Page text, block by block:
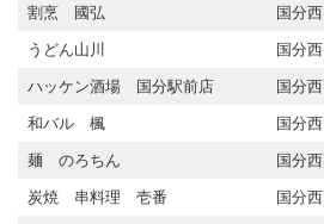
割烹 國弘 国分西
うどん山川 国分西
ハッケン酒場 国分駅前店 国分西
和バル 楓 国分西
麺 のろちん 国分西
炭焼 串料理 壱番 国分西